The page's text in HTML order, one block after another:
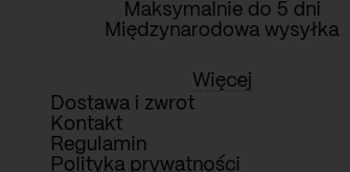
Maksymalnie do 5 dni
Międzynarodowa wysyłka
Więcej
Dostawa i zwrot
Kontakt
Regulamin
Polityka prywatności